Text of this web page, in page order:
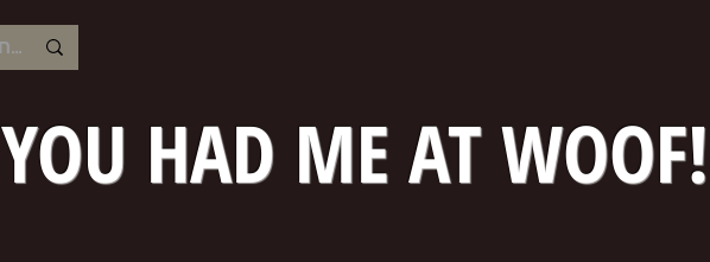
YOU HAD ME AT WOOF!